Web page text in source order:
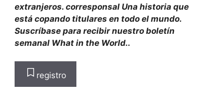
extranjeros. corresponsal Una historia que
está copando titulares en todo el mundo.
Suscríbase para recibir nuestro boletín
semanal What in the World..
registro